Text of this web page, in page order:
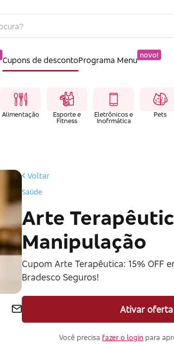
Cupons de descontoPrograma Menu
novo!
Alimentação
Esporte e
Fitness
Eletrônicos e
Inofrmática
Pets
Voltar
Saúde
Arte
Manipulação
Cupom Arte Terapêutica: 15% OFF
Bradesco Seguros!
Ativar oferta
Você precisa fazer o login para